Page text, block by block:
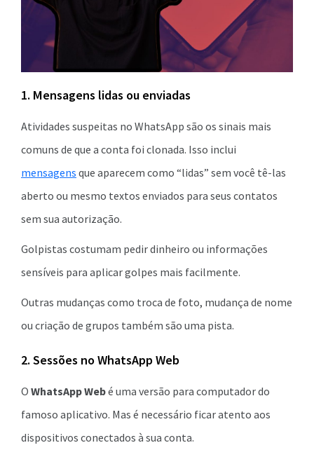
1. Mensagens lidas ou enviadas
Atividades suspeitas no WhatsApp são os sinais mais
comuns de que a conta foi clonada. Isso inclui
mensagens que aparecem como “lidas” sem você tê-las
aberto ou mesmo textos enviados para seus contatos
sem sua autorização.
Golpistas costumam pedir dinheiro ou informações
sensíveis para aplicar golpes mais facilmente.
Outras mudanças como troca de foto, mudança de nome
ou criação de grupos também são uma pista.
2. Sessões no WhatsApp Web
O WhatsApp Webé uma versão para computador do
famoso aplicativo. Mas é necessário ficar atento aos
dispositivos conectados à sua conta.